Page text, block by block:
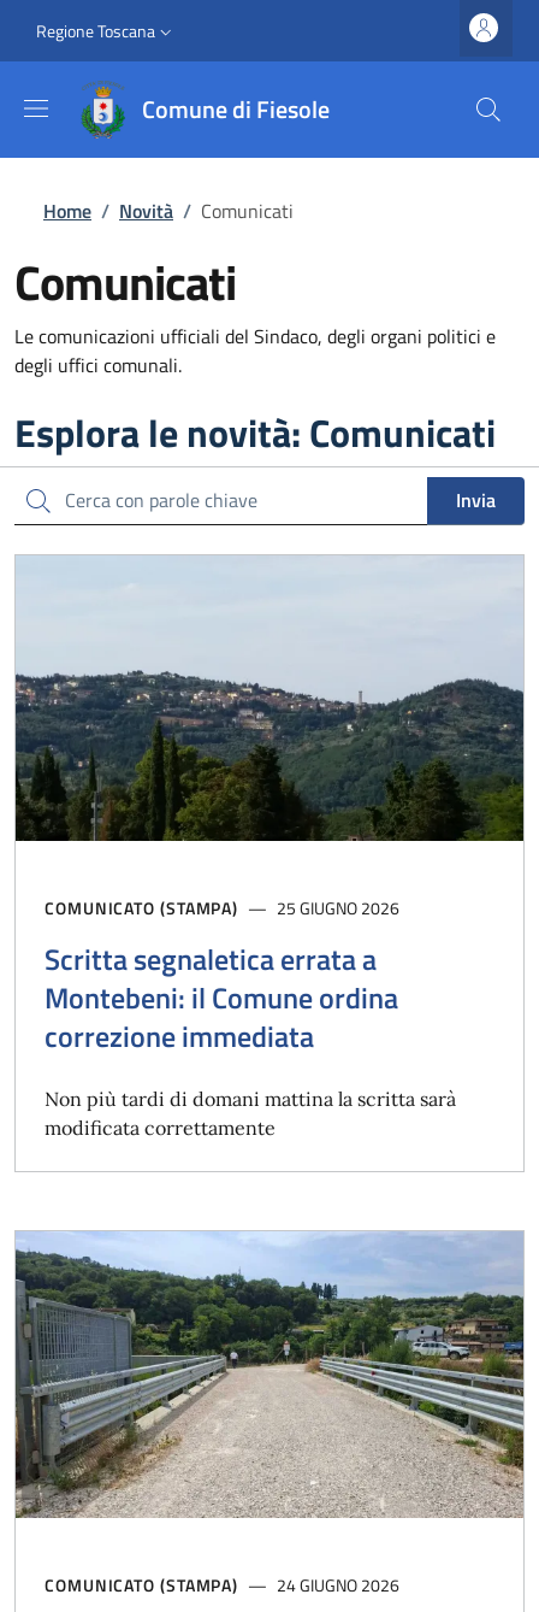
Slim top
Regione Toscana
Comune di Fiesole
Briciole di pane
Home / Novità / Comunicati
Comunicati
Le comunicazioni ufficiali del Sindaco, degli organi politici e
degli uffici comunali.
Esplora le novità: Comunicati
Cerca Invia
COMUNICATO (STAMPA) 25 GIUGNO 2026
Scritta segnaletica errata a
Montebeni: il Comune ordina
correzione immediata
Non più tardi di domani mattina la scritta sarà
modificata correttamente
COMUNICATO (STAMPA) 24 GIUGNO 2026